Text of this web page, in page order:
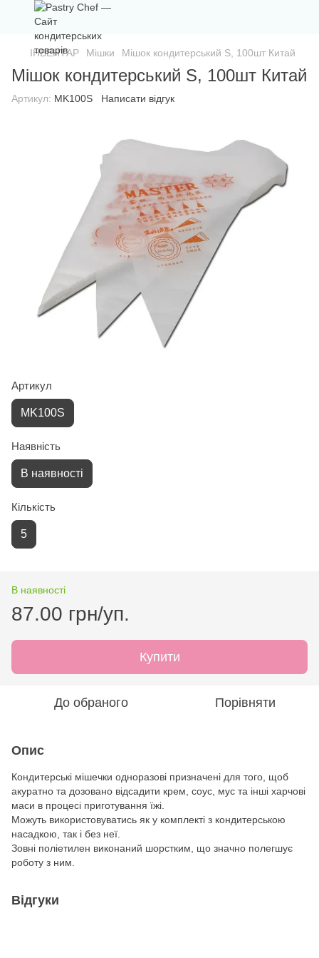
ІНВЕНТАР Мішки Мішок кондитерський S, 100шт Китай
Мішок кондитерський S, 100шт Китай
Артикул: MK100S Написати відгук
Артикул
MK100S
Наявність
В наявності
Кількість
5
В наявності
87.00 грн/уп.
Купити
До обраного Порівняти
Опис
Кондитерські мішечки одноразові призначені для того, щоб
акуратно та дозовано відсадити крем, соус, мус та інші харчові
маси в процесі приготування їжі.
Можуть використовуватись як у комплекті з кондитерською
насадкою, так і без неї.
Зовні поліетилен виконаний шорстким, що значно полегшує
роботу з ним.
Відгуки